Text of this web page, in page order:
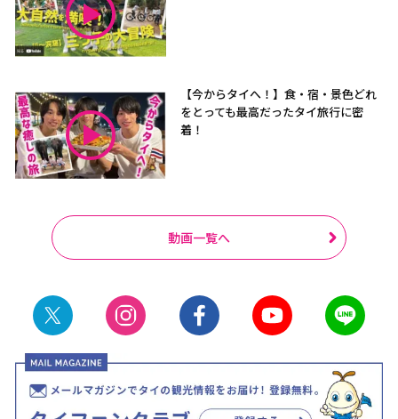
【今からタイへ！】食・宿・景色どれ
をとっても最高だったタイ旅行に密
着！
動画一覧へ